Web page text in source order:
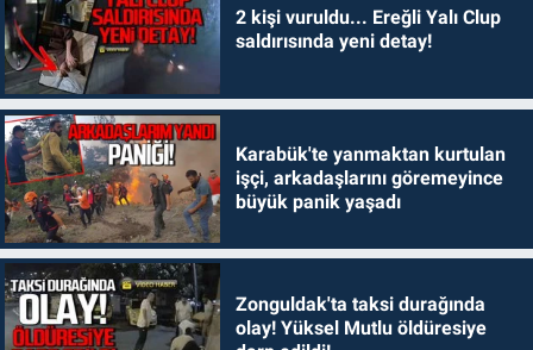
2 kişi vuruldu... Ereğli Yalı Clup
saldırısında yeni detay!
Karabük'te yanmaktan kurtulan
işçi, arkadaşlarını göremeyince
büyük panik yaşadı
Zonguldak'ta taksi durağında
olay! Yüksel Mutlu öldüresiye